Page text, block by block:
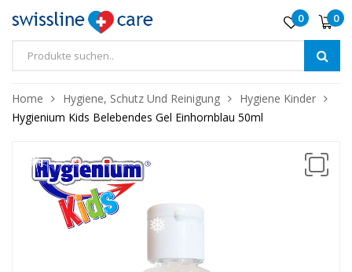
0 0
Home Hygiene, Schutz Und Reinigung
Hygiene Kinder
Hygienium Kids Belebendes Gel Einhornblau 50ml
❅